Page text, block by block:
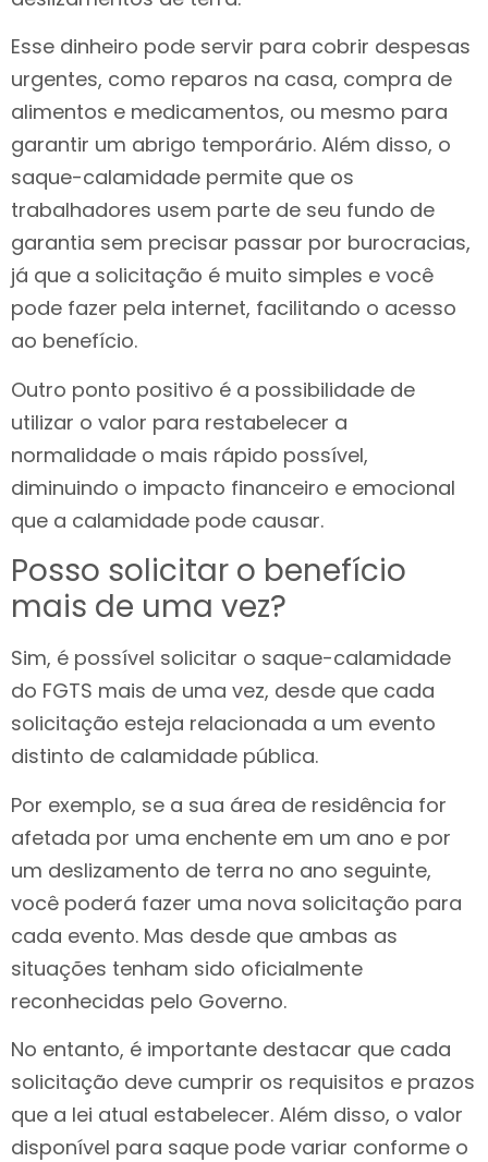
Esse dinheiro pode servir para cobrir despesas
urgentes, como reparos na casa, compra de
alimentos e medicamentos, ou mesmo para
garantir um abrigo temporário. Além disso, o
saque-calamidade permite que os
trabalhadores usem parte de seu fundo de
garantia sem precisar passar por burocracias,
já que a solicitação é muito simples e você
pode fazer pela internet, facilitando o acesso
ao benefício.
Outro ponto positivo é a possibilidade de
utilizar o valor para restabelecer a
normalidade o mais rápido possível,
diminuindo o impacto financeiro e emocional
que a calamidade pode causar.
Posso solicitar o benefício
mais de uma vez?
Sim, é possível solicitar o saque-calamidade
do FGTS mais de uma vez, desde que cada
solicitação esteja relacionada a um evento
distinto de calamidade pública.
Por exemplo, se a sua área de residência for
afetada por uma enchente em um ano e por
um deslizamento de terra no ano seguinte,
você poderá fazer uma nova solicitação para
cada evento. Mas desde que ambas as
situações tenham sido oficialmente
reconhecidas pelo Governo.
No entanto, é importante destacar que cada
solicitação deve cumprir os requisitos e prazos
que a lei atual estabelecer. Além disso, o valor
disponível para saque pode variar conforme o